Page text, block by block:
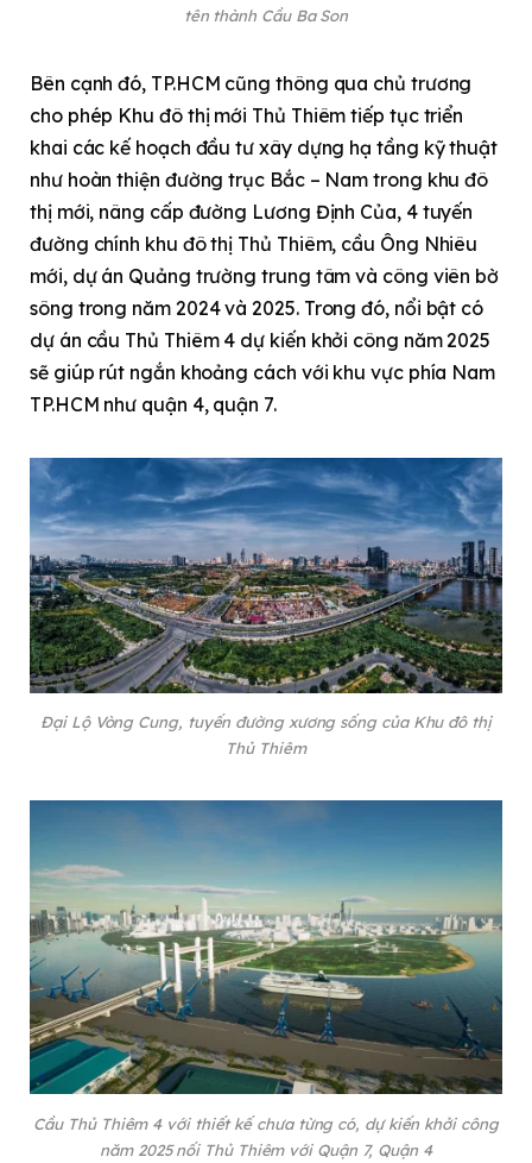
tên thành Cầu Ba Son
Bên cạnh đó, TP.HCM cũng thông qua chủ trương
cho phép Khu đô thị mới Thủ Thiêm tiếp tục triển
khai các kế hoạch đầu tư xây dựng hạ tầng kỹ thuật
như hoàn thiện đường trục Bắc – Nam trong khu đô
thị mới, nâng cấp đường Lương Định Của, 4 tuyến
đường chính khu đô thị Thủ Thiêm, cầu Ông Nhiêu
mới, dự án Quảng trường trung tâm và công viên bờ
sông trong năm 2024 và 2025. Trong đó, nổi bật có
dự án cầu Thủ Thiêm 4 dự kiến khởi công năm 2025
sẽ giúp rút ngắn khoảng cách với khu vực phía Nam
TP.HCM như quận 4, quận 7.
Đại Lộ Vòng Cung, tuyến đường xương sống của Khu đô thị
Thủ Thiêm
Cầu Thủ Thiêm 4 với thiết kế chưa từng có, dự kiến khởi công
năm 2025 nối Thủ Thiêm với Quận 7, Quận 4